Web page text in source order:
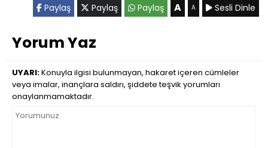
Paylaş Paylaş Paylaş A A Sesli Dinle
Yorum Yaz
UYARI:Konuyla ilgisi bulunmayan, hakaret içeren cümleler
veya imalar, inançlara saldırı, şiddete teşvik yorumları
onaylanmamaktadır.